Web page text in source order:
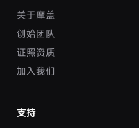
关于摩盖
创始团队
证照资质
加入我们
支持